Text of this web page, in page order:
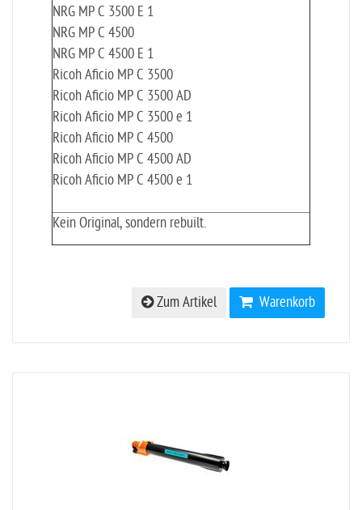
NRG MP C 3500 E 1
NRG MP C 4500
NRG MP C 4500 E 1
Ricoh Aficio MP C 3500
Ricoh Aficio MP C 3500 AD
Ricoh Aficio MP C 3500 e 1
Ricoh Aficio MP C 4500
Ricoh Aficio MP C 4500 AD
Ricoh Aficio MP C 4500 e 1
Kein Original, sondern rebuilt.
Warenkorb
Zum Artikel